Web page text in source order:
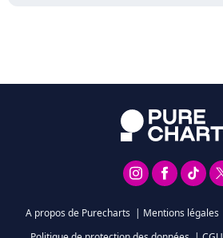
A propos de Purecharts | Mentions légales